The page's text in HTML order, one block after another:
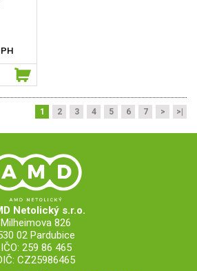
1 2 3 4 5 6 7 > >|
Netolický s.r.o.
Milheimova 826
02 Pardubice
IČO: 259 86 465
CZ25986465